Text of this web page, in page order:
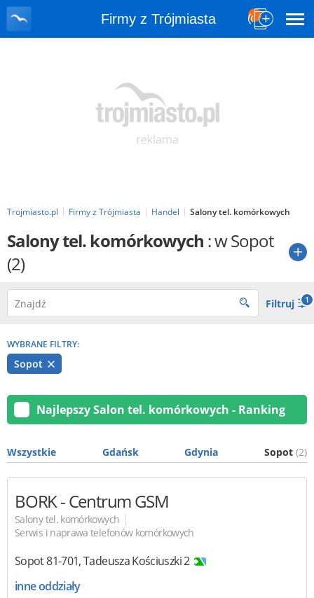
Firmy z Trójmiasta
Trojmiasto.pl Firmy z Trójmiasta Handel Salony tel. komórkowych
Salony tel. komórkowych : w Sopot
(2)
Filtruj 1
WYBRANE FILTRY:
Sopot
Najlepszy Salon tel. komórkowych - Ranking
Wszystkie Gdańsk Gdynia Sopot (2)
BORK- Centrum GSM
Salony tel. komórkowych |
Serwis i naprawa telefonów komórkowych
Sopot81-701,Tadeusza Kościuszki 2
inne oddziały